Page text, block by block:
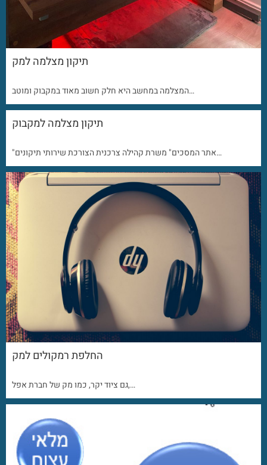
תיקון מצלמה למק
המצלמה במחשב היא חלק חשוב מאוד במקבוק ומוטב…
תיקון מצלמה למקבוק
"אתר המסכים" משרת קהילה צרכנית הצורכת שירותי תיקונים…
החלפת רמקולים למק
גם ציוד יקר, כמו מק של חברת אפל,…